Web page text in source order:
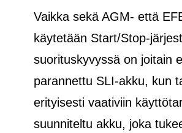
Vaikka sekä AGM- että
käytetään Start/Stop-
suorituskyvyssä on joitain
parannettu SLI-akku, kun
erityisesti vaativiin
suunniteltu akku, joka